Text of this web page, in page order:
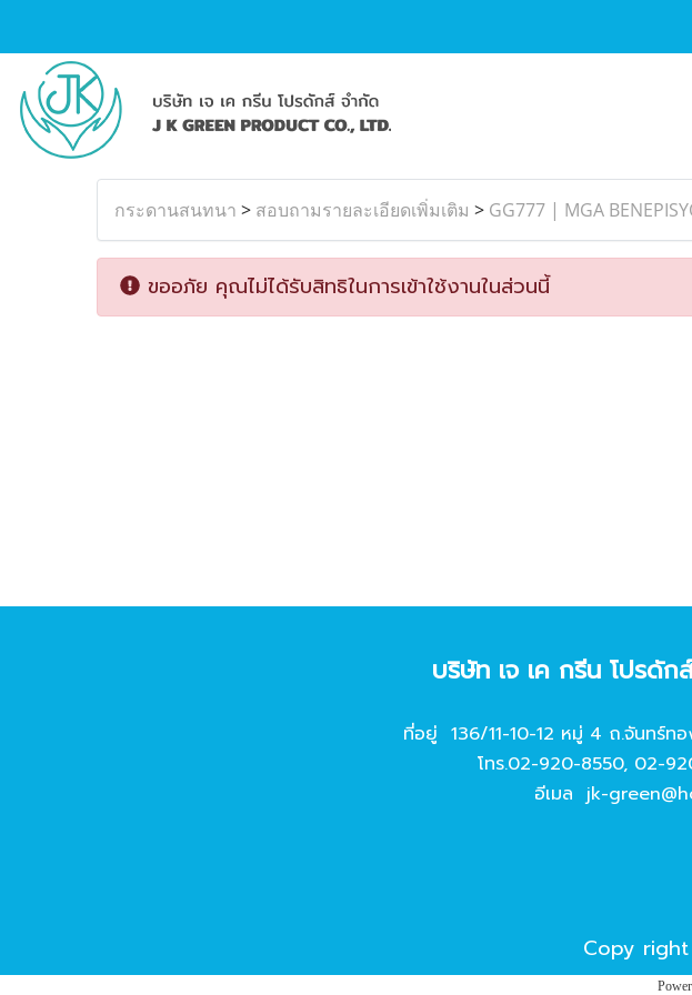
กระดานสนทนา > สอบถามรายละเอียดเพิ่มเติม > GG777 | MGA
ขออภัย คุณไม่ได้รับสิทธิในการเข้าใช้งานในส่วนนี้
บริษัท เจ เค กรีน โปรดั
ที่อยู่ 136/11-10-12 หมู่ 4 ถ.จันทร์ท
โทร.02-920-8550, 02-
อีเมล jk-
Copy